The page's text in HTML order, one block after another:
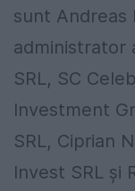
sunt Andreas
administrator
SRL, SC
Investment
SRL, Ciprian
Invest SRL şi